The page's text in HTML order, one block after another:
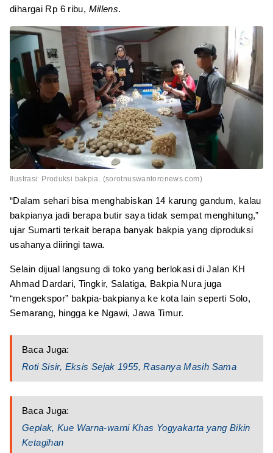
dihargai Rp 6 ribu, Millens.
Ilustrasi: Produksi bakpia. (sorotnuswantoronews.com)
“Dalam sehari bisa menghabiskan 14 karung gandum, kalau
bakpianya jadi berapa butir saya tidak sempat menghitung,”
ujar Sumarti terkait berapa banyak bakpia yang diproduksi
usahanya diiringi tawa.
Selain dijual langsung di toko yang berlokasi di Jalan KH
Ahmad Dardari, Tingkir, Salatiga, Bakpia Nura juga
“mengekspor” bakpia-bakpianya ke kota lain seperti Solo,
Semarang, hingga ke Ngawi, Jawa Timur.
Baca Juga:
Roti Sisir, Eksis Sejak 1955, Rasanya Masih Sama
Baca Juga:
Geplak, Kue Warna-warni Khas Yogyakarta yang Bikin
Ketagihan